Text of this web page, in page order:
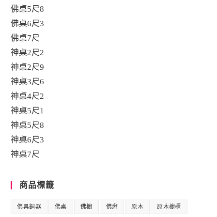
佛桌5尺8
佛桌6尺3
佛桌7尺
神桌2尺2
神桌2尺9
神桌3尺6
神桌4尺2
神桌5尺1
神桌5尺8
神桌6尺3
神桌7尺
商品標籤
佛具銅器 佛桌 佛櫥 佛燈 原木 原木櫥櫃